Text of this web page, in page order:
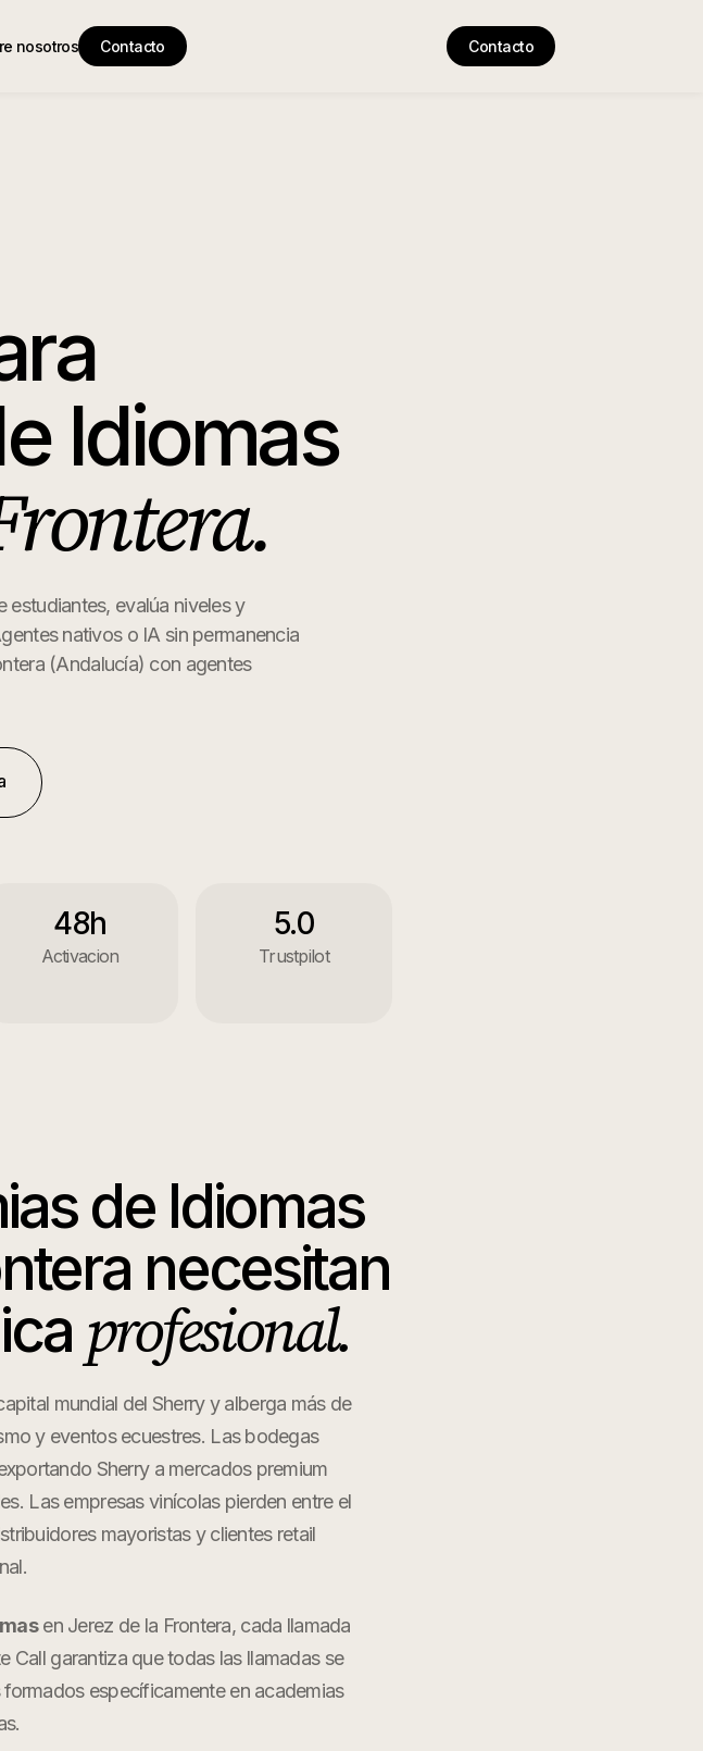
nosotros Contacto Contacto
Idiomas
.
estudiantes, evalúa niveles y
nativos o IA sin permanencia
(Andalucía) con agentes
48h
Activacion
5.0
Trustpilot
de Idiomas
necesitan
profesional.
mundial del Sherry y alberga más de
y eventos ecuestres. Las bodegas
Sherry a mercados premium
Las empresas vinícolas pierden entre el
mayoristas y clientes retail
en Jerez de la Frontera, cada llamada
Call garantiza que todas las llamadas se
específicamente en academias
.